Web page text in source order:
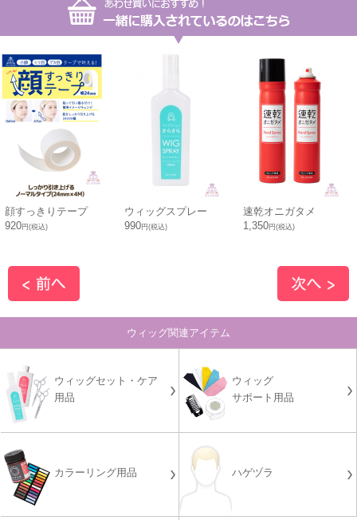
顔すっきりテープ
920円(税込)
ウィッグスプレー
990円(税込)
速乾オニガタメ
1,350円(税込)
ウィッグ関連アイテム
ウィッグセット・ケア
用品
ウィッグ
サポート用品
カラーリング用品 ハゲヅラ